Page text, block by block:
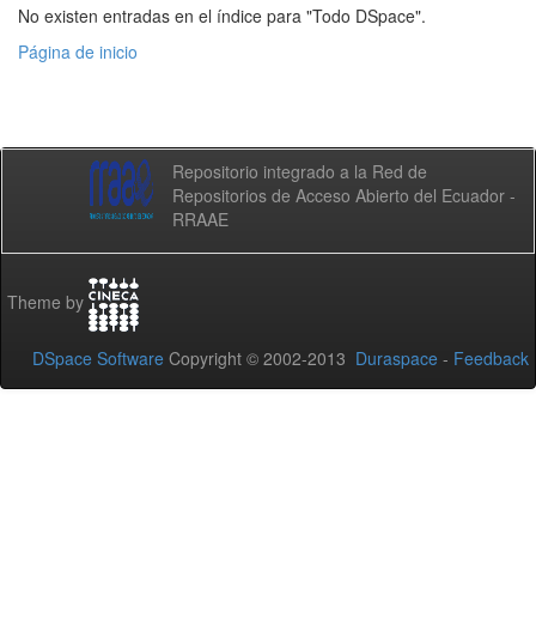
No existen entradas en el índice para "Todo DSpace".
Página de inicio
Repositorio integrado a la Red de
Repositorios de Acceso Abierto del Ecuador -
RRAAE
Theme by
DSpace Software Copyright © 2002-2013 Duraspace - Feedback